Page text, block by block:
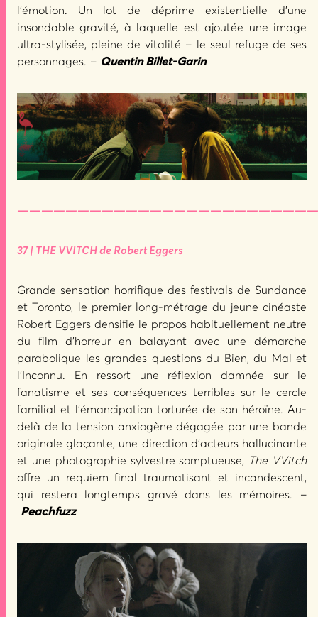
l’émotion. Un lot de déprime existentielle d’une
insondable gravité, à laquelle est ajoutée une image
ultra-stylisée, pleine de vitalité – le seul refuge de ses
personnages. – Quentin Billet-Garin
37 | THE VVITCH de Robert Eggers
Grande sensation horrifique des festivals de Sundance
et Toronto, le premier long-métrage du jeune cinéaste
Robert Eggers densifie le propos habituellement neutre
du film d’horreur en balayant avec une démarche
parabolique les grandes questions du Bien, du Mal et
l’Inconnu. En ressort une réflexion damnée sur le
fanatisme et ses conséquences terribles sur le cercle
familial et l’émancipation torturée de son héroïne. Au-
delà de la tension anxiogène dégagée par une bande
originale glaçante, une direction d’acteurs hallucinante
et une photographie sylvestre somptueuse,
The VVitch
offre un requiem final traumatisant et incandescent,
qui restera longtemps gravé dans les mémoires. –
Peachfuzz